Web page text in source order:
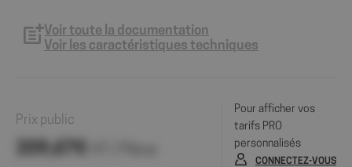
Voir toute la documentation
Voir les caractéristiques techniques
Prix public
209,67€
Pour afficher vos
tarifs PRO
personnalisés
CONNECTEZ-VOUS